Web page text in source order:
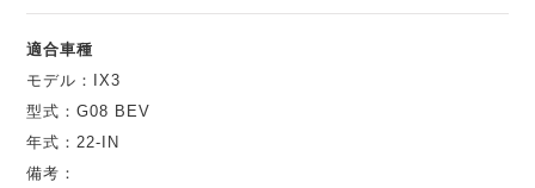
適合車種
モデル：IX3
型式：G08 BEV
年式：22-IN
備考：